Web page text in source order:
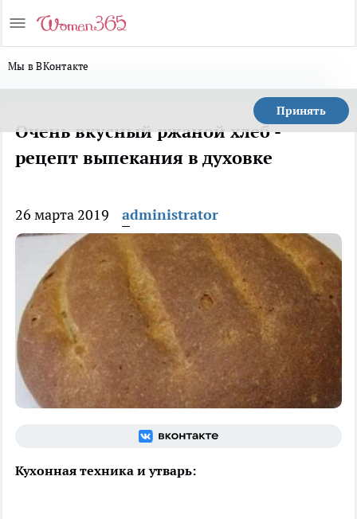
Мы в ВКонтакте
Принять
Очень вкусный ржаной хлеб -
рецепт выпекания в духовке
26 марта 2019 administrator
Кухонная техника и утварь: